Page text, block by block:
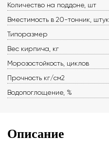
Количество на поддоне, шт
Вместимость в 20-тонник, штук
Типоразмер
Вес кирпича, кг
Морозостойкость, циклов
Прочность кг/см2
Водопоглощение, %
Описание